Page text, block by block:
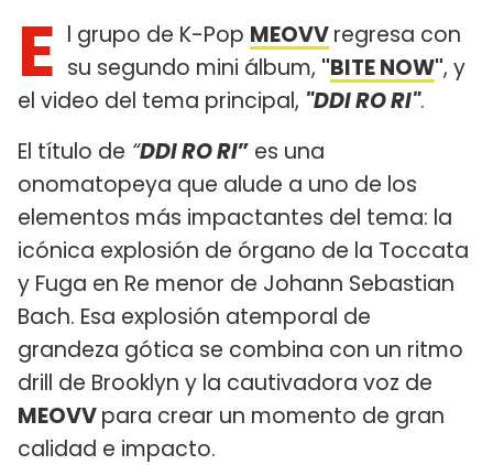
E l grupo de K-Pop MEOVVregresa con
su segundo mini álbum, "BITE NOW", y
el video del tema principal, "DDI RO RI".
El título de “DDI RO RI” es una
onomatopeya que alude a uno de los
elementos más impactantes del tema: la
icónica explosión de órgano de la Toccata
y Fuga en Re menor de Johann Sebastian
Bach. Esa explosión atemporal de
grandeza gótica se combina con un ritmo
drill de Brooklyn y la cautivadora voz de
MEOVVpara crear un momento de gran
calidad e impacto.